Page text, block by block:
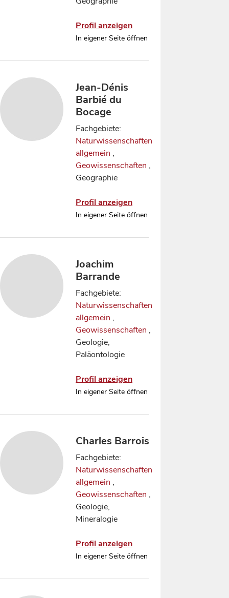
Profil anzeigen
In eigener Seite öffnen
Jean-Dénis
Barbié du
Bocage
Fachgebiete:
Naturwissenschaften
allgemein ,
Geowissenschaften ,
Geographie
Profil anzeigen
In eigener Seite öffnen
Joachim
Barrande
Fachgebiete:
Naturwissenschaften
allgemein ,
Geowissenschaften ,
Geologie,
Paläontologie
Profil anzeigen
In eigener Seite öffnen
Charles Barrois
Fachgebiete:
Naturwissenschaften
allgemein ,
Geowissenschaften ,
Geologie,
Mineralogie
Profil anzeigen
In eigener Seite öffnen